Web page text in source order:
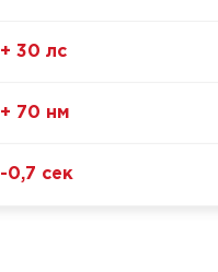
+ 30 лс
+ 70 нм
-0,7 сек